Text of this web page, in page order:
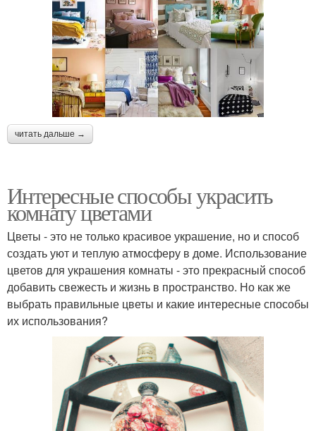
читать дальше →
Интересные способы украсить
комнату цветами
Цветы - это не только красивое украшение, но и способ
создать уют и теплую атмосферу в доме. Использование
цветов для украшения комнаты - это прекрасный способ
добавить свежесть и жизнь в пространство. Но как же
выбрать правильные цветы и какие интересные способы
их использования?